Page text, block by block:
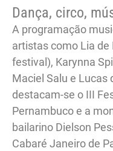
Dança, circo,
A programação
artistas como Lia
festival), Karynna
Maciel Salu e Lucas
destacam-se o III
Pernambuco e a
bailarino Dielson
Cabaré Janeiro de